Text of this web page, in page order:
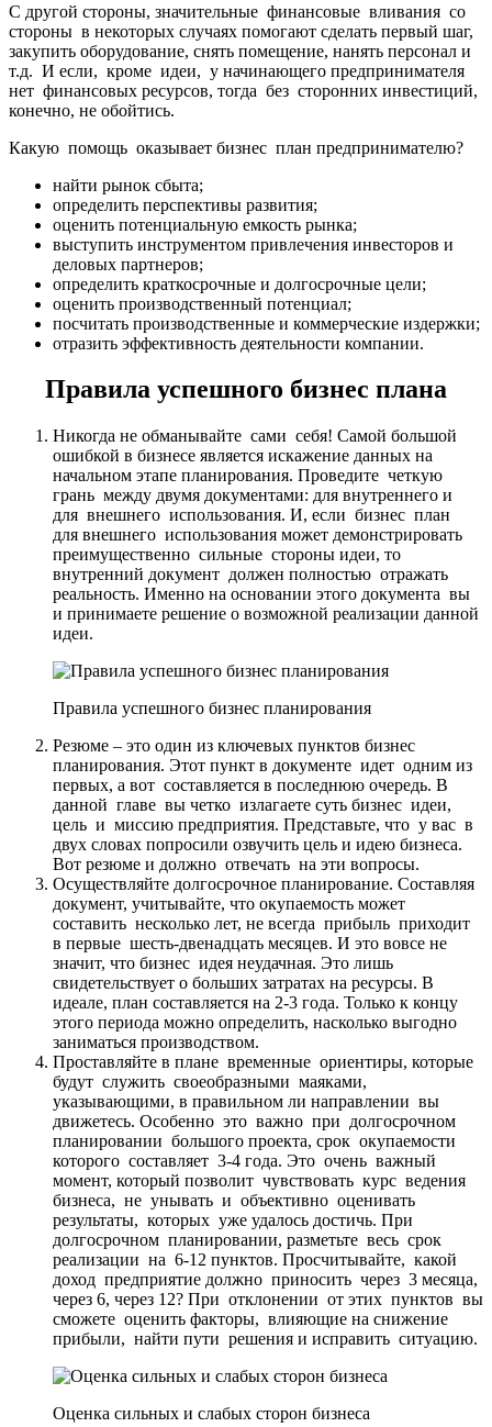
С другой стороны, значительные финансовые вливания со
стороны в некоторых случаях помогают сделать первый шаг,
закупить оборудование, снять помещение, нанять персонал и
т.д. И если, кроме идеи, у начинающего предпринимателя
нет финансовых ресурсов, тогда без сторонних инвестиций,
конечно, не обойтись.
Какую помощь оказывает бизнес план предпринимателю?
найти рынок сбыта;
определить перспективы развития;
оценить потенциальную емкость рынка;
выступить инструментом привлечения инвесторов и
деловых партнеров;
определить краткосрочные и долгосрочные цели;
оценить производственный потенциал;
посчитать производственные и коммерческие издержки;
отразить эффективность деятельности компании.
Правила успешного бизнес плана
Никогда не обманывайте сами себя! Самой большой
ошибкой в бизнесе является искажение данных на
начальном этапе планирования. Проведите четкую
грань между двумя документами: для внутреннего и
для внешнего использования. И, если бизнес план
для внешнего использования может демонстрировать
преимущественно сильные стороны идеи, то
внутренний документ должен полностью отражать
реальность. Именно на основании этого документа вы
и принимаете решение о возможной реализации данной
идеи.
Правила успешного бизнес планирования
Резюме – это один из ключевых пунктов бизнес
планирования. Этот пункт в документе идет одним из
первых, а вот составляется в последнюю очередь. В
данной главе вы четко излагаете суть бизнес идеи,
цель и миссию предприятия. Представьте, что у вас в
двух словах попросили озвучить цель и идею бизнеса.
Вот резюме и должно отвечать на эти вопросы.
Осуществляйте долгосрочное планирование. Составляя
документ, учитывайте, что окупаемость может
составить несколько лет, не всегда прибыль приходит
в первые шесть-двенадцать месяцев. И это вовсе не
значит, что бизнес идея неудачная. Это лишь
свидетельствует о больших затратах на ресурсы. В
идеале, план составляется на 2-3 года. Только к концу
этого периода можно определить, насколько выгодно
заниматься производством.
Проставляйте в плане временные ориентиры, которые
будут служить своеобразными маяками,
указывающими, в правильном ли направлении вы
движетесь. Особенно это важно при долгосрочном
планировании большого проекта, срок окупаемости
которого составляет 3-4 года. Это очень важный
момент, который позволит чувствовать курс ведения
бизнеса, не унывать и объективно оценивать
результаты, которых уже удалось достичь. При
долгосрочном планировании, разметьте весь срок
реализации на 6-12 пунктов. Просчитывайте, какой
доход предприятие должно приносить через 3 месяца,
через 6, через 12? При отклонении от этих пунктов вы
сможете оценить факторы, влияющие на снижение
прибыли, найти пути решения и исправить ситуацию.
Оценка сильных и слабых сторон бизнеса